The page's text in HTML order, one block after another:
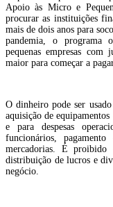
Apoio às Micro e
procurar as instituições
mais de dois anos para
pandemia, o programa
pequenas empresas
maior para começar a
O dinheiro pode ser
aquisição de
e para despesas
funcionários,
mercadorias. É proibido
distribuição de lucros e
negócio.